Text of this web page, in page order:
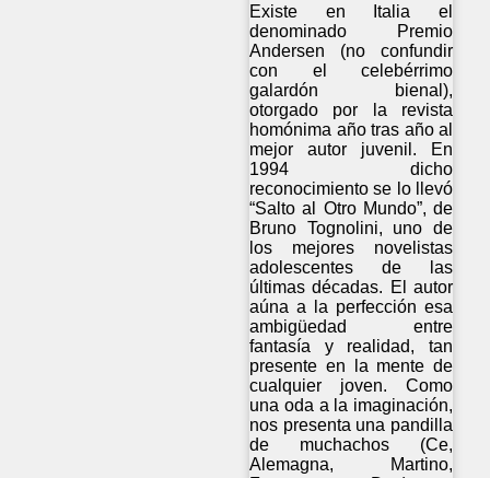
Existe en Italia el
denominado Premio
Andersen (no confundir
con el celebérrimo
galardón bienal),
otorgado por la revista
homónima año tras año al
mejor autor juvenil. En
1994 dicho
reconocimiento se lo llevó
“Salto al Otro Mundo”, de
Bruno Tognolini, uno de
los mejores novelistas
adolescentes de las
últimas décadas. El autor
aúna a la perfección esa
ambigüedad entre
fantasía y realidad, tan
presente en la mente de
cualquier joven. Como
una oda a la imaginación,
nos presenta una pandilla
de muchachos (Ce,
Alemagna, Martino,